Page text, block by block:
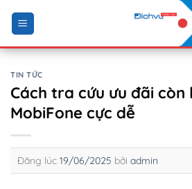
content
TIN TỨC
Cách tra cứu ưu đãi còn
MobiFone cực dễ
Đăng lúc 19/06/2025 bởi admin